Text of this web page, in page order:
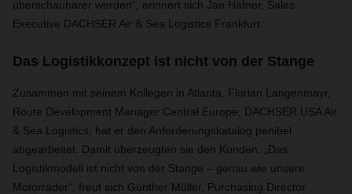
überschaubarer werden“, erinnert sich Jan Häfner, Sales
Executive DACHSER Air & Sea Logistics Frankfurt.
Das Logistikkonzept ist nicht von der Stange
Zusammen mit seinem Kollegen in Atlanta, Florian Langenmayr,
Route Development Manager Central Europe, DACHSER USA Air
& Sea Logistics, hat er den Anforderungskatalog penibel
abgearbeitet. Damit überzeugten sie den Kunden. „Das
Logistikmodell ist nicht von der Stange – genau wie unsere
Motorräder“, freut sich Günther Müller, Purchasing Director